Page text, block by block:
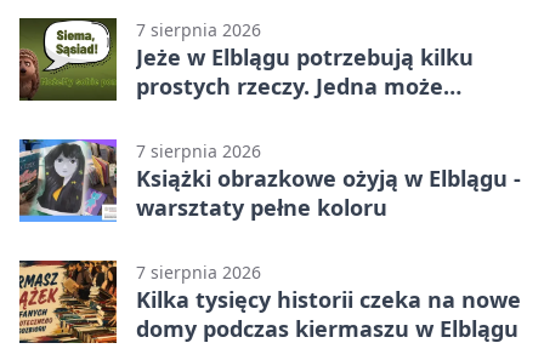
7 sierpnia 2026
Jeże w Elblągu potrzebują kilku
prostych rzeczy. Jedna może
7 sierpnia 2026
Książki obrazkowe ożyją w Elblągu -
warsztaty pełne koloru
7 sierpnia 2026
Kilka tysięcy historii czeka na nowe
domy podczas kiermaszu w Elblągu